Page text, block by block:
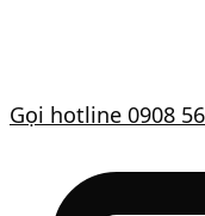
Gọi hotline 0908